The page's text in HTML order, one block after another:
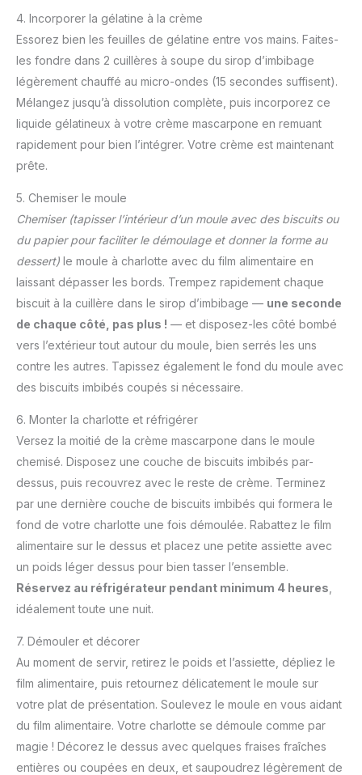
4. Incorporer la gélatine à la crème
Essorez bien les feuilles de gélatine entre vos mains. Faites-
les fondre dans 2 cuillères à soupe du sirop d’imbibage
légèrement chauffé au micro-ondes (15 secondes suffisent).
Mélangez jusqu’à dissolution complète, puis incorporez ce
liquide gélatineux à votre crème mascarpone en remuant
rapidement pour bien l’intégrer. Votre crème est maintenant
prête.
5. Chemiser le moule
Chemiser (tapisser l’intérieur d’un moule avec des biscuits ou
du papier pour faciliter le démoulage et donner la forme au
dessert) le moule à charlotte avec du film alimentaire en
laissant dépasser les bords. Trempez rapidement chaque
biscuit à la cuillère dans le sirop d’imbibage — une seconde
de chaque côté, pas plus ! — et disposez-les côté bombé
vers l’extérieur tout autour du moule, bien serrés les uns
contre les autres. Tapissez également le fond du moule avec
des biscuits imbibés coupés si nécessaire.
6. Monter la charlotte et réfrigérer
Versez la moitié de la crème mascarpone dans le moule
chemisé. Disposez une couche de biscuits imbibés par-
dessus, puis recouvrez avec le reste de crème. Terminez
par une dernière couche de biscuits imbibés qui formera le
fond de votre charlotte une fois démoulée. Rabattez le film
alimentaire sur le dessus et placez une petite assiette avec
un poids léger dessus pour bien tasser l’ensemble.
Réservez au réfrigérateur pendant minimum 4 heures
idéalement toute une nuit.
7. Démouler et décorer
Au moment de servir, retirez le poids et l’assiette, dépliez le
film alimentaire, puis retournez délicatement le moule sur
votre plat de présentation. Soulevez le moule en vous aidant
du film alimentaire. Votre charlotte se démoule comme par
magie ! Décorez le dessus avec quelques fraises fraîches
entières ou coupées en deux, et saupoudrez légèrement de